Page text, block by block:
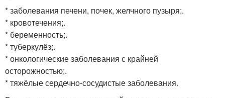
* заболевания печени, почек, желчного пузыря;.
* кровотечения;.
* беременность;.
* туберкулёз;.
* онкологические заболевания с крайней
осторожностью;.
* тяжёлые сердечно-сосудистые заболевания.